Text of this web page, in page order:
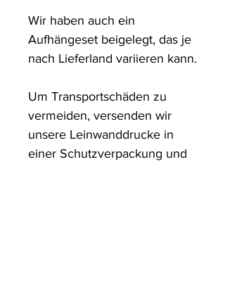
Wir haben auch ein
Aufhängeset beigelegt, das je
nach Lieferland variieren kann.
Um Transportschäden zu
vermeiden, versenden wir
unsere Leinwanddrucke in
einer Schutzverpackung und